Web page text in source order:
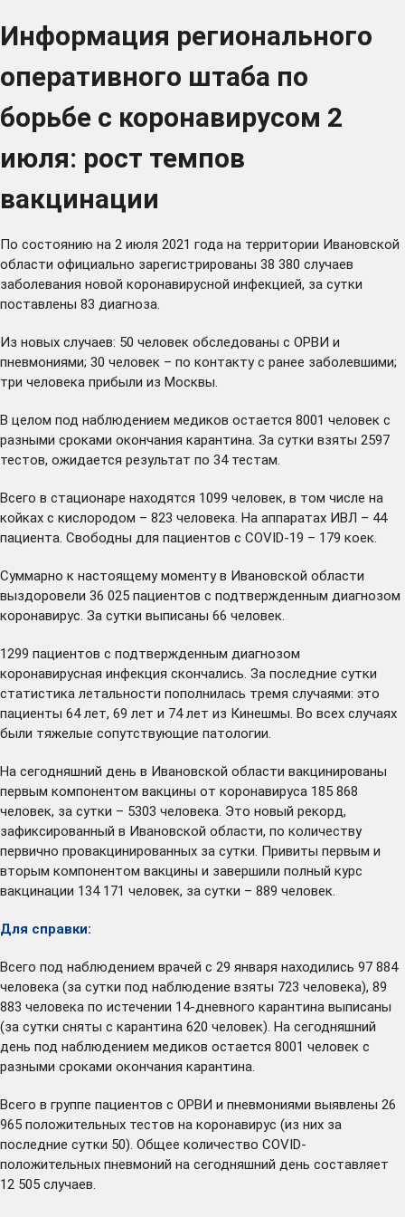
Информация регионального
оперативного штаба по
борьбе с коронавирусом 2
июля: рост темпов
вакцинации
По состоянию на 2 июля 2021 года на территории Ивановской
области официально зарегистрированы 38 380 случаев
заболевания новой коронавирусной инфекцией, за сутки
поставлены 83 диагноза.
Из новых случаев: 50 человек обследованы с ОРВИ и
пневмониями; 30 человек – по контакту с ранее заболевшими;
три человека прибыли из Москвы.
В целом под наблюдением медиков остается 8001 человек с
разными сроками окончания карантина. За сутки взяты 2597
тестов, ожидается результат по 34 тестам.
Всего в стационаре находятся 1099 человек, в том числе на
койках с кислородом – 823 человека. На аппаратах ИВЛ – 44
пациента. Свободны для пациентов с COVID-19 – 179 коек.
Суммарно к настоящему моменту в Ивановской области
выздоровели 36 025 пациентов с подтвержденным диагнозом
коронавирус. За сутки выписаны 66 человек.
1299 пациентов с подтвержденным диагнозом
коронавирусная инфекция скончались. За последние сутки
статистика летальности пополнилась тремя случаями: это
пациенты 64 лет, 69 лет и 74 лет из Кинешмы. Во всех случаях
были тяжелые сопутствующие патологии.
На сегодняшний день в Ивановской области вакцинированы
первым компонентом вакцины от коронавируса 185 868
человек, за сутки – 5303 человека. Это новый рекорд,
зафиксированный в Ивановской области, по количеству
первично провакцинированных за сутки. Привиты первым и
вторым компонентом вакцины и завершили полный курс
вакцинации 134 171 человек, за сутки – 889 человек.
Для справки:
Всего под наблюдением врачей с 29 января находились 97 884
человека (за сутки под наблюдение взяты 723 человека), 89
883 человека по истечении 14-дневного карантина выписаны
(за сутки сняты с карантина 620 человек). На сегодняшний
день под наблюдением медиков остается 8001 человек с
разными сроками окончания карантина.
Всего в группе пациентов с ОРВИ и пневмониями выявлены 26
965 положительных тестов на коронавирус (из них за
последние сутки 50). Общее количество COVID-
положительных пневмоний на сегодняшний день составляет
12 505 случаев.